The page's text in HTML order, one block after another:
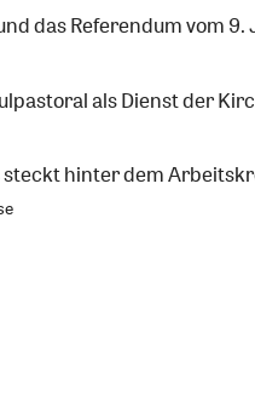
das Referendum vom 9.
als Dienst der
steckt hinter dem